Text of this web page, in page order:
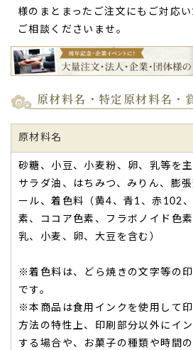
様のまとまったご注文にもご対応
ご相談くださいませ。
原材料名・特定原材料名・
原材料名
砂糖、小豆、小麦粉、卵、乳等を
サラダ油、はちみつ、みりん、膨
ール、着色料（黄4、青1、赤102
素、ココア色素、フラボノイド色
乳、小麦、卵、大豆を含む）
※着色料は、どら焼きの文字等の
です。
※本商品は食用インクを使用して
方法の特性上、印刷部分以外にイ
する場合や、お菓子の種類や時間